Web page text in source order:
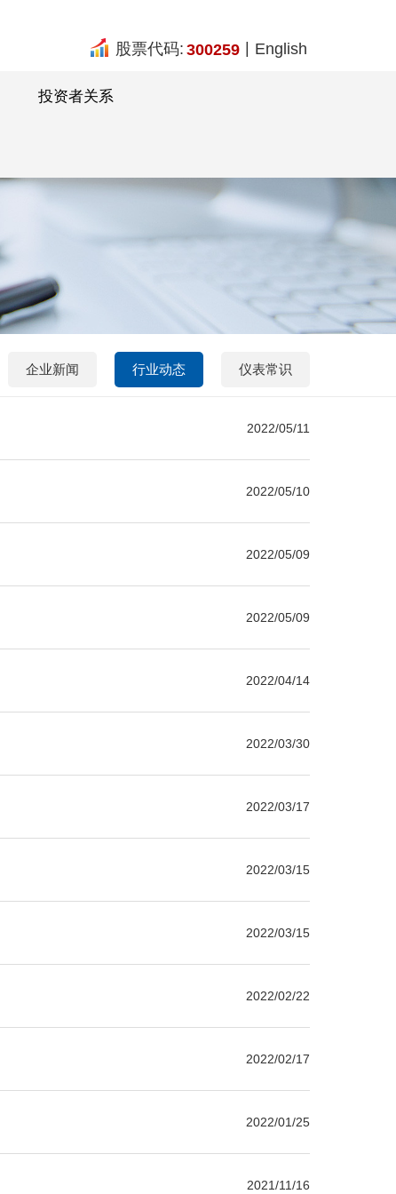
股票代码: 300259 English
投资者关系
企业新闻 行业动态 仪表常识
2022/05/11
2022/05/10
2022/05/09
2022/05/09
2022/04/14
2022/03/30
2022/03/17
2022/03/15
2022/03/15
2022/02/22
2022/02/17
2022/01/25
2021/11/16